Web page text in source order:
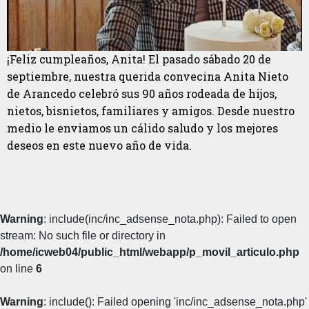
¡Feliz cumpleaños, Anita! El pasado sábado 20 de
septiembre, nuestra querida convecina Anita Nieto
de Arancedo celebró sus 90 años rodeada de hijos,
nietos, bisnietos, familiares y amigos. Desde nuestro
medio le enviamos un cálido saludo y los mejores
deseos en este nuevo año de vida.
Warning: include(inc/inc_adsense_nota.php): Failed to open
stream: No such file or directory in
/home/icweb04/public_html/webapp/p_movil_articulo.php
on line 6
Warning: include(): Failed opening 'inc/inc_adsense_nota.php'